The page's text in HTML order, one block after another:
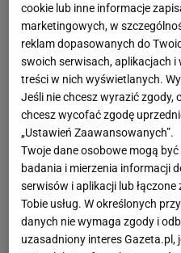
cookie lub inne informacje
marketingowych, w
reklam dopasowanych do
swoich serwisach, aplikacjach
treści w nich wyświetlanych.
Jeśli nie chcesz wyrazić zgody,
chcesz wycofać zgodę
„Ustawień Zaawansowanych”.
Twoje dane osobowe mogą
badania i mierzenia informacji
serwisów i aplikacji lub
Tobie usług. W określonych
danych nie wymaga zgody i
uzasadniony interes Gazeta.pl,